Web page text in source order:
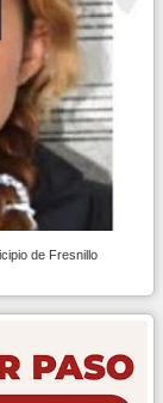
de Fresnillo